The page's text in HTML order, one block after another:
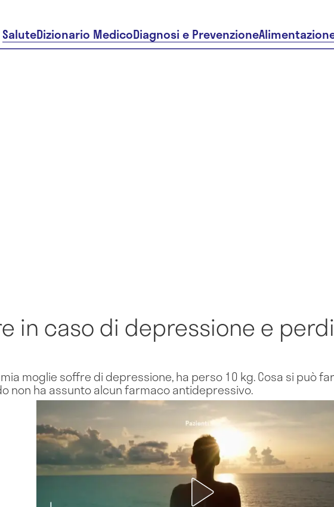
SaluteDizionario MedicoDiagnosi e Prevenzione
in caso di depressione e
mia moglie soffre di depressione, ha perso 10 kg. Cosa si può
non ha assunto alcun farmaco antidepressivo.